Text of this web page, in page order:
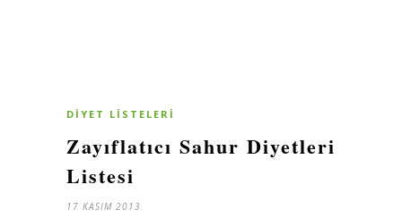
DIYET LISTELERI
Zayıflatıcı Sahur Diyetleri
Listesi
17 KASIM 2013